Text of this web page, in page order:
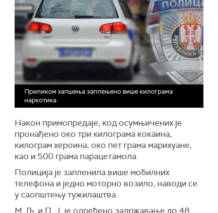
Приликом хапшења заплењено више килограма
наркотика
Након примопредаје, код осумњичених је
пронађено око три килограма кокаина,
килограм хероина, око пет грама марихуане,
као и 500 грама парацетамола.
Полиција је запленила више мобилних
телефона и једно моторно возило, наводи се
у саопштењу тужилаштва.
М. Љ. и П. Ј. је одређено задржавање до 48